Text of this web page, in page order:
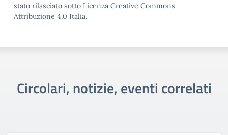
stato rilasciato sotto Licenza Creative Commons
Attribuzione 4.0 Italia.
Circolari, notizie, eventi correlati